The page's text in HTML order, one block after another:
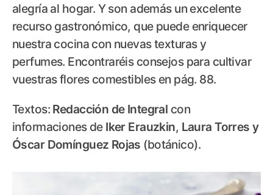
alegría al hogar. Y son además un excelente
recurso gastronómico, que puede enriquecer
nuestra cocina con nuevas texturas y
perfumes. Encontraréis consejos para cultivar
vuestras flores comestibles en pág. 88.
Textos: Redacción de Integral con
informaciones de Iker Erauzkin, Laura Torres y
Óscar Domínguez Rojas (botánico).